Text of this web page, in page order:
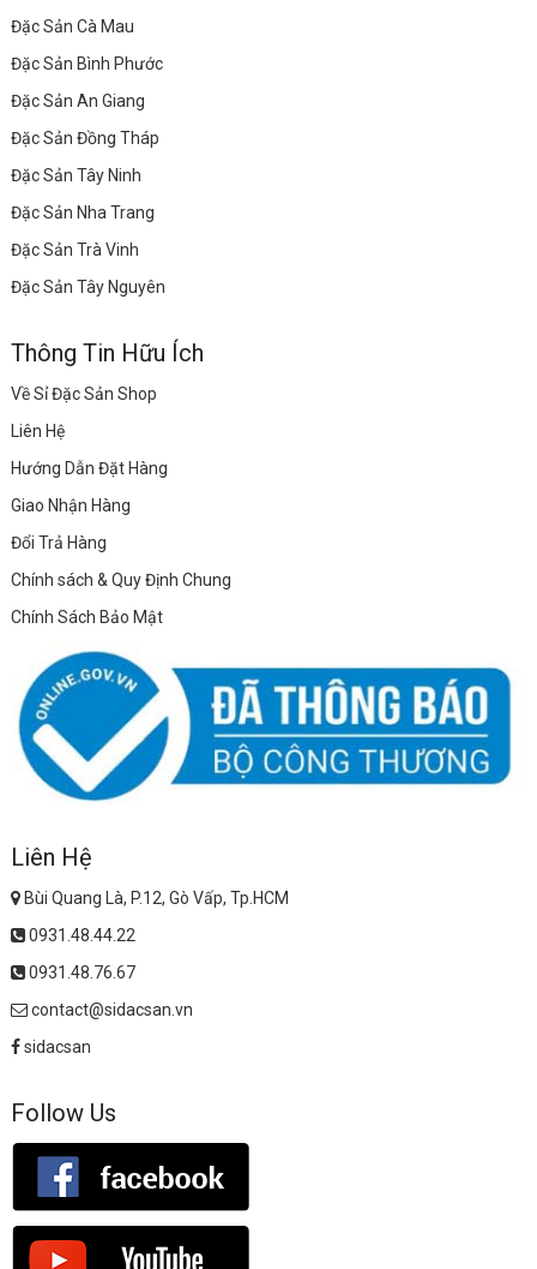
Đặc Sản Cà Mau
Đặc Sản Bình Phước
Đặc Sản An Giang
Đặc Sản Đồng Tháp
Đặc Sản Tây Ninh
Đặc Sản Nha Trang
Đặc Sản Trà Vinh
Đặc Sản Tây Nguyên
Thông Tin Hữu Ích
Về Sỉ Đặc Sản Shop
Liên Hệ
Hướng Dẫn Đặt Hàng
Giao Nhận Hàng
Đổi Trả Hàng
Chính sách & Quy Định Chung
Chính Sách Bảo Mật
Liên Hệ
Bùi Quang Là, P.12, Gò Vấp, Tp.HCM
0931.48.44.22
0931.48.76.67
contact@sidacsan.vn
sidacsan
Follow Us